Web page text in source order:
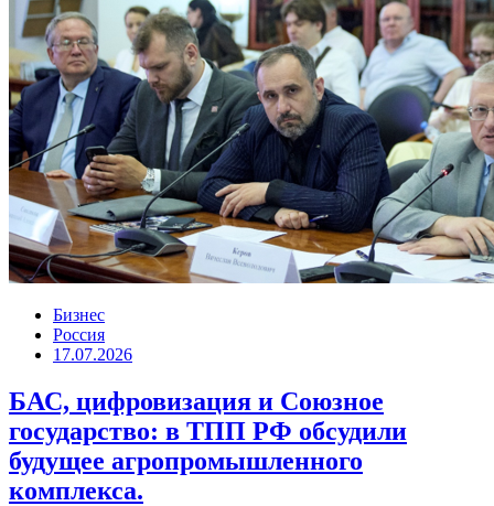
Бизнес
Россия
17.07.2026
БАС, цифровизация и Союзное
государство: в ТПП РФ обсудили
будущее агропромышленного
комплекса.